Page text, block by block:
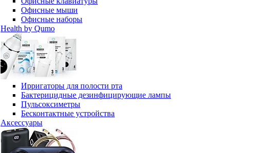
Офисные мыши
Офисные наборы
Health by Qumo
Ирригаторы для полости рта
Бактерицидные дезинфицирующие лампы
Пульсоксиметры
Бесконтактные устройства
Аксессуары